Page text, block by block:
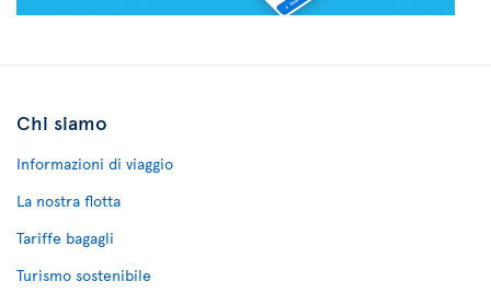
Chi siamo
Informazioni di viaggio
La nostra flotta
Tariffe bagagli
Turismo sostenibile